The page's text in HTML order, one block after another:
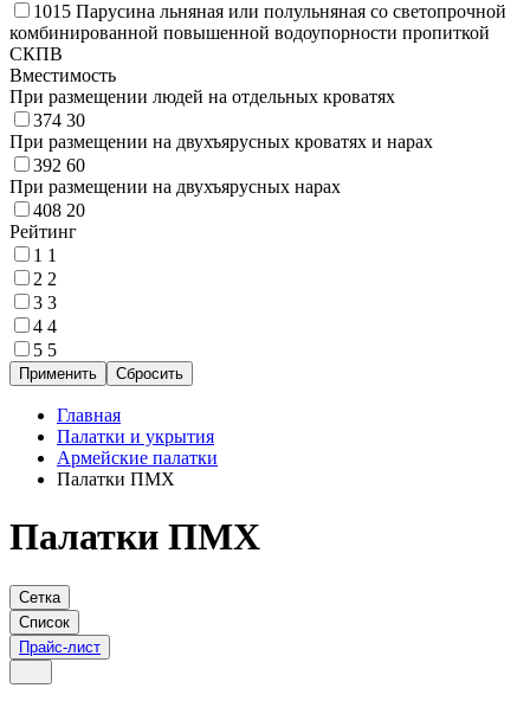
1015 Парусина льняная или полульняная со светопрочной
комбинированной повышенной водоупорности пропиткой
СКПВ
Вместимость
При размещении людей на отдельных кроватях
374 30
При размещении на двухъярусных кроватях и нарах
392 60
При размещении на двухъярусных нарах
408 20
Рейтинг
1 1
2 2
3 3
4 4
5 5
Главная
Палатки и укрытия
Армейские палатки
Палатки ПМХ
Палатки ПМХ
Сетка
Список
Прайс-лист